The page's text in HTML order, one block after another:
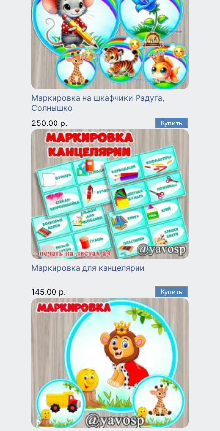
Маркировка на шкафчики Радуга,
Солнышко
250.00 р.
Маркировка для канцелярии
145.00 р.